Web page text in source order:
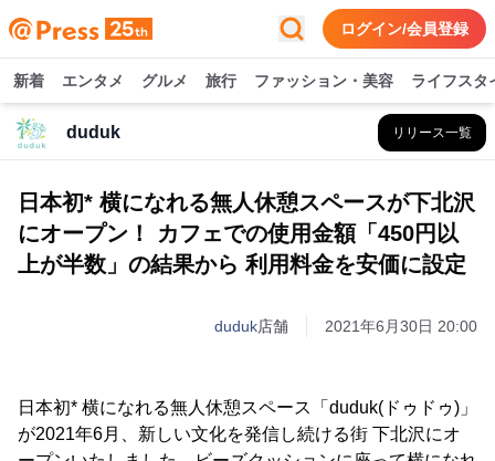
ログイン/会員登録
新着 エンタメ グルメ 旅行 ファッション・美容 ライフスタ
duduk リリース一覧
日本初* 横になれる無人休憩スペースが下北沢
にオープン！ カフェでの使用金額「450円以
上が半数」の結果から 利用料金を安価に設定
duduk店舗 2021年6月30日 20:00
日本初* 横になれる無人休憩スペース「duduk(ドゥドゥ)」
が2021年6月、新しい文化を発信し続ける街 下北沢にオ